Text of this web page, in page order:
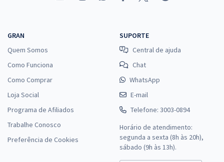
GRAN
Quem Somos
Como Funciona
Como Comprar
Loja Social
Programa de Afiliados
Trabalhe Conosco
Preferência de Cookies
SUPORTE
Central de ajuda
Chat
WhatsApp
E-mail
Telefone: 3003-0894
Horário de atendimento:
segunda a sexta (8h às 20h),
sábado (9h às 13h).